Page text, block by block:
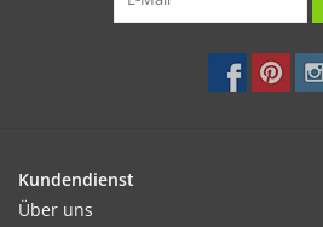
Kundendienst
Über uns